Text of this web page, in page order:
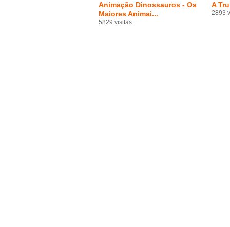
Animação Dinossauros - Os
Maiores Animai...
5829 visitas
A
2893